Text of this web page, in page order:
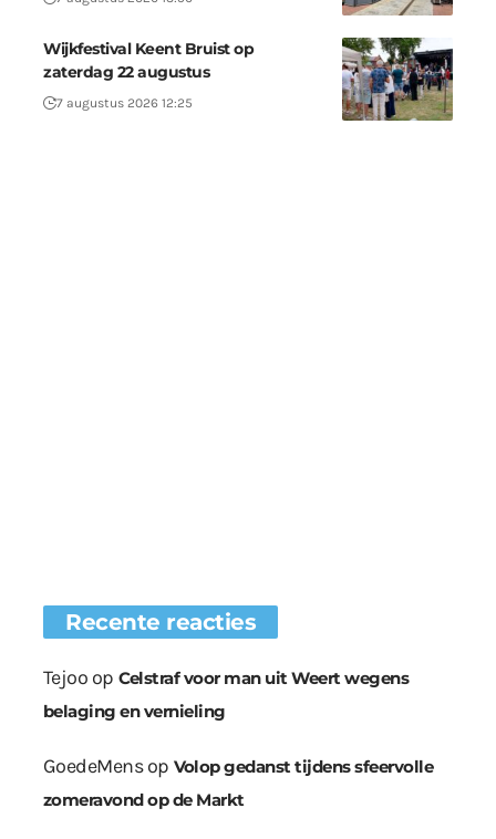
Wijkfestival Keent Bruist op
zaterdag 22 augustus
7 augustus 2026 12:25
Recente reacties
Tejoo op Celstraf voor man uit Weert wegens
belaging en vernieling
GoedeMensop Volop gedanst tijdens sfeervolle
zomeravond op de Markt